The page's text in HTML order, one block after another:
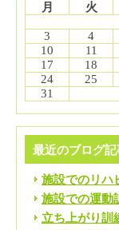
月
火
3
4
10
11
17
18
24
25
31
最近のブログ記
施設でのリハ
施設での運動
立ち上がり訓